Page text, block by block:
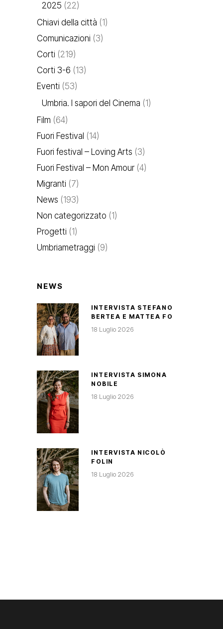
2025 (22)
Chiavi della città (1)
Comunicazioni (3)
Corti (219)
Corti 3-6 (13)
Eventi (53)
Umbria. I sapori del Cinema (1)
Film (64)
Fuori Festival (14)
Fuori festival – Loving Arts (3)
Fuori Festival – Mon Amour(4)
Migranti (7)
News (193)
Non categorizzato (1)
Progetti (1)
Umbriametraggi (9)
NEWS
INTERVISTA STEFANO
BERTEA E MATTEA FO
18 Luglio 2026
INTERVISTA SIMONA
NOBILE
18 Luglio 2026
INTERVISTA NICOLÒ
FOLIN
18 Luglio 2026